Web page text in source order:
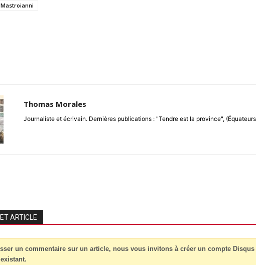
Thomas Morales
Journaliste et écrivain. Dernières publications : "Tendre est la province",
ARTICLE
un commentaire sur un article, nous vous invitons à créer un compte